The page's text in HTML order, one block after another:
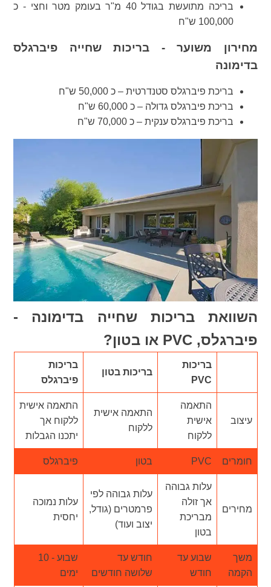
בריכה מתועשת בגודל 40 מ"ר בעומק מטר וחצי - כ
100,000 ש"ח
מחירון משוער - בריכות שחייה פיברגלס
בדימונה
בריכת פיברגלס סטנדרטית – כ 50,000 ש"ח
בריכת פיברגלס גדולה – כ 60,000 ש"ח
בריכת פיברגלס ענקית – כ 70,000 ש"ח
השוואת בריכות שחייה בדימונה -
פיברגלס, PVC או בטון?
בריכות
PVC
בריכות בטון
בריכות
פיברגלס
עיצוב
התאמה
אישית
ללקוח
התאמה אישית
ללקוח
התאמה אישית
ללקוח אך
יתכנו הגבלות
חומרים PVC בטון פיברגלס
מחירים
עלות גבוהה
אך זולה
מבריכת
בטון
עלות גבוהה לפי
פרמטרים (גודל,
יצוב ועוד)
עלות נמוכה
יחסית
משך
הקמה
שבוע עד
חודש
חודש עד
שלושה חודשים
שבוע - 10
ימים